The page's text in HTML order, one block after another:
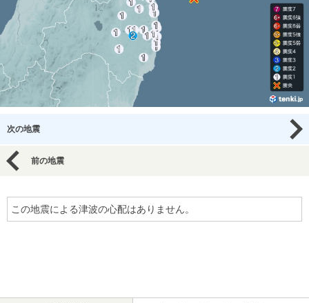
次の地震
前の地震
この地震による津波の心配はありません。